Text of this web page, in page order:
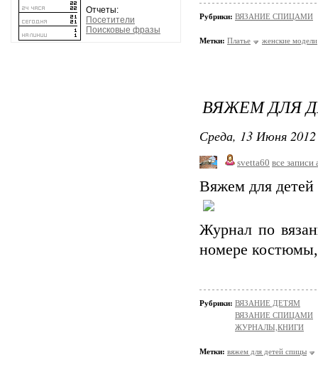
Отчеты:
Посетители
Поисковые фразы
Рубрики: ВЯЗАНИЕ СПИЦАМИ
Метки: Платье женские модели
ВЯЖЕМ ДЛЯ
Среда, 13 Июня
svetta60 все записи
Вяжем для
Журнал по
номере
Рубрики: ВЯЗАНИЕ ДЕТЯМ
ВЯЗАНИЕ СПИЦАМИ
ЖУРНАЛЫ,КНИГИ
Метки: вяжем для детей спицы